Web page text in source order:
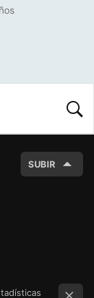
SUBIR